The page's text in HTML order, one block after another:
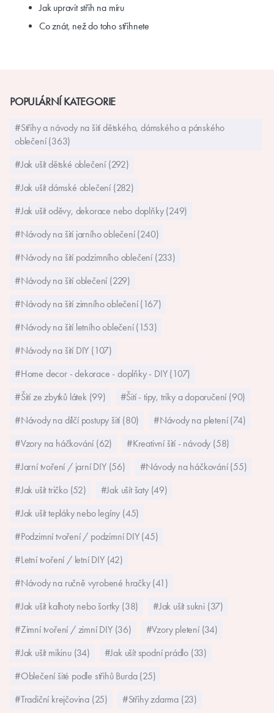
Jak upravit střih na míru
Co znát, než do toho střihnete
POPULÁRNÍ KATEGORIE
#Střihy a návody na šití dětského, dámského a pánského
oblečení (363)
#Jak ušít dětské oblečení (292)
#Jak ušít dámské oblečení (282)
#Jak ušít oděvy, dekorace nebo doplňky (249)
#Návody na šití jarního oblečení (240)
#Návody na šití podzimního oblečení (233)
#Návody na šití oblečení (229)
#Návody na šití zimního oblečení (167)
#Návody na šití letního oblečení (153)
#Návody na šití DIY (107)
#Home decor - dekorace - doplňky - DIY (107)
#Šití ze zbytků látek (99)
#Šití - tipy, triky a doporučení (90)
#Návody na dílčí postupy šití (80)
#Návody na pletení (74)
#Vzory na háčkování (62)
#Kreativní šití - návody (58)
#Jarní tvoření / jarní DIY (56)
#Návody na háčkování (55)
#Jak ušít tričko (52)
#Jak ušít šaty (49)
#Jak ušít tepláky nebo legíny (45)
#Podzimní tvoření / podzimní DIY (45)
#Letní tvoření / letní DIY (42)
#Návody na ručně vyrobené hračky (41)
#Jak ušít kalhoty nebo šortky (38)
#Jak ušít sukni (37)
#Zimní tvoření / zimní DIY (36)
#Vzory pletení (34)
#Jak ušít mikinu (34)
#Jak ušít spodní prádlo (33)
#Oblečení šité podle střihů Burda (25)
#Tradiční krejčovina (25)
#Střihy zdarma (23)